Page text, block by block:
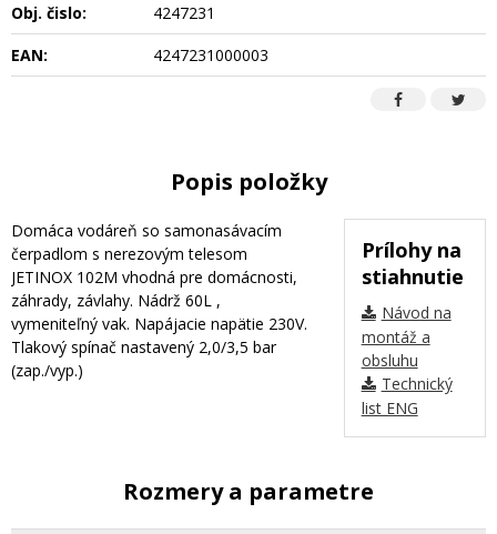
Obj. čislo:
4247231
EAN:
4247231000003
Popis položky
Prílohy na
stiahnutie
Návod na
montáž a
obsluhu
Technický
list ENG
Domáca vodáreň so samonasávacím
čerpadlom s nerezovým telesom
JETINOX 102M vhodná pre domácnosti,
záhrady, závlahy. Nádrž 60L ,
vymeniteľný vak. Napájacie napätie 230V.
Tlakový spínač nastavený 2,0/3,5 bar
(zap./vyp.)
Rozmery a parametre